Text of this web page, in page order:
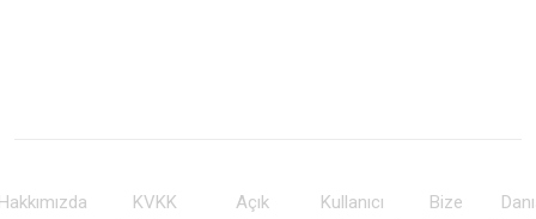
KVKK
Açık
Kullanıcı
Bize